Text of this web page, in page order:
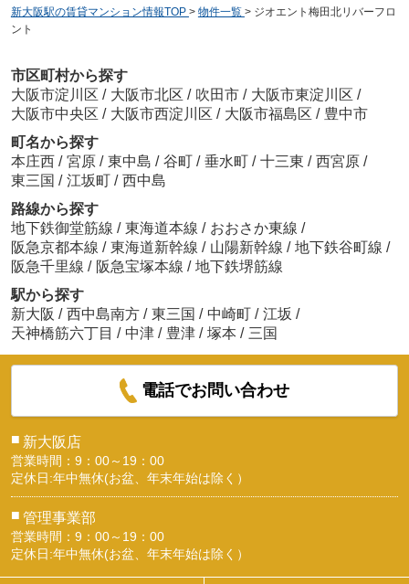
新大阪駅の賃貸マンション情報TOP > 物件一覧 > ジオエント梅田北リバーフロ
ント
市区町村から探す
大阪市淀川区 / 大阪市北区 / 吹田市 / 大阪市東淀川区 /
大阪市中央区 / 大阪市西淀川区 / 大阪市福島区 / 豊中市
町名から探す
本庄西 / 宮原 / 東中島 / 谷町 / 垂水町 / 十三東 / 西宮原 /
東三国 / 江坂町 / 西中島
路線から探す
地下鉄御堂筋線 / 東海道本線 / おおさか東線 /
阪急京都本線 / 東海道新幹線 / 山陽新幹線 / 地下鉄谷町線 /
阪急千里線 / 阪急宝塚本線 / 地下鉄堺筋線
駅から探す
新大阪 / 西中島南方 / 東三国 / 中崎町 / 江坂 /
天神橋筋六丁目 / 中津 / 豊津 / 塚本 / 三国
電話でお問い合わせ
■ 新大阪店
営業時間：9：00～19：00
定休日:年中無休(お盆、年末年始は除く）
■ 管理事業部
営業時間：9：00～19：00
定休日:年中無休(お盆、年末年始は除く）